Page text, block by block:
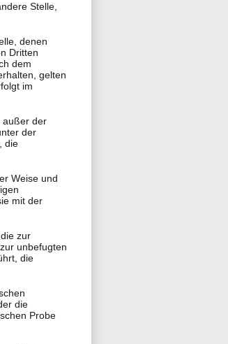
Stelle,
denen
Dritten
dem
gelten
im
außer der
der
die
Weise und
mit der
zur
unbefugten
die
die
Probe